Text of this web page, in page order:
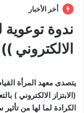
أخر الأخبار
ندوة توعوية
الالكتروني
يتصدى معهد المرأة
(الابتزاز الالكتروني )
الكرادة لما لها من